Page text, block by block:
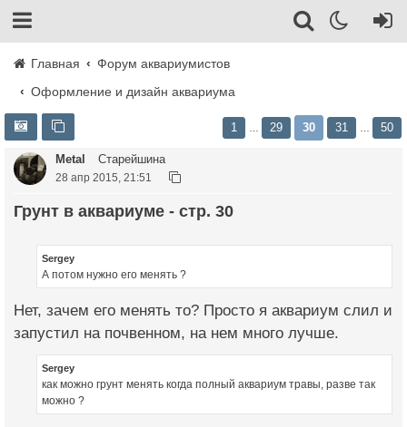
Главная
Форум аквариумистов
Оформление и дизайн аквариума
1 29 30 31 50
Metal Старейшина
28 апр 2015, 21:51
Грунт в аквариуме - стр. 30
Sergey
А потом нужно его менять ?
Нет, зачем его менять то? Просто я аквариум слил и
запустил на почвенном, на нем много лучше.
Sergey
как можно грунт менять когда полный аквариум травы, разве так
можно ?